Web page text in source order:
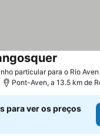
particular para o Rio Aven
Pont-Aven, a 13.5 km de
para ver os preços